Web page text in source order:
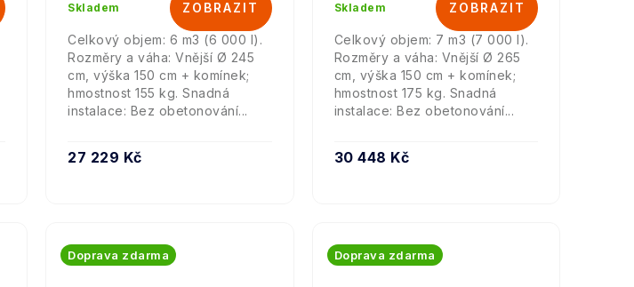
Skladem
27 229 Kč
Celkový objem: 6 m3 (6 000 l).
Rozměry a váha: Vnější Ø 245
cm, výška 150 cm + komínek;
hmostnost 155 kg. Snadná
instalace: Bez obetonování...
Skladem
30 448 Kč
Celkový objem: 7 m3 (7 000 l).
Rozměry a váha: Vnější Ø 265
cm, výška 150 cm + komínek;
hmostnost 175 kg. Snadná
instalace: Bez obetonování...
Doprava zdarma Doprava zdarma